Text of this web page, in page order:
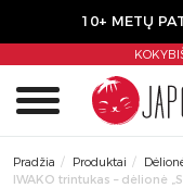
10+ METŲ
Pradžia Produktai
IWAKO trintukas – dėlionė